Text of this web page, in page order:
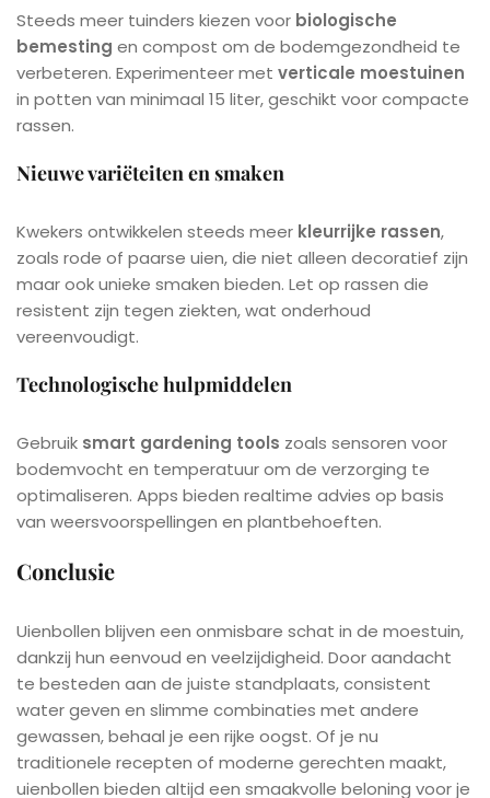
Steeds meer tuinders kiezen voor biologische
bemesting en compost om de bodemgezondheid te
verbeteren. Experimenteer met verticale moestuinen
in potten van minimaal 15 liter, geschikt voor compacte
rassen.
Nieuwe variëteiten en smaken
Kwekers ontwikkelen steeds meer kleurrijke rassen,
zoals rode of paarse uien, die niet alleen decoratief zijn
maar ook unieke smaken bieden. Let op rassen die
resistent zijn tegen ziekten, wat onderhoud
vereenvoudigt.
Technologische hulpmiddelen
Gebruik smart gardening tools zoals sensoren voor
bodemvocht en temperatuur om de verzorging te
optimaliseren. Apps bieden realtime advies op basis
van weersvoorspellingen en plantbehoeften.
Conclusie
Uienbollen blijven een onmisbare schat in de moestuin,
dankzij hun eenvoud en veelzijdigheid. Door aandacht
te besteden aan de juiste standplaats, consistent
water geven en slimme combinaties met andere
gewassen, behaal je een rijke oogst. Of je nu
traditionele recepten of moderne gerechten maakt,
uienbollen bieden altijd een smaakvolle beloning voor je